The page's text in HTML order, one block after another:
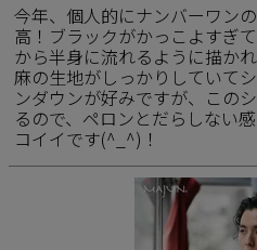
今年、個人的にナンバーワン
高！ブラックがかっこよすぎ
から半身に流れるように描か
麻の生地がしっかりしていて
ンダウンが好みですが、この
るので、ペロンとだらしない
コイイです(^_^)！